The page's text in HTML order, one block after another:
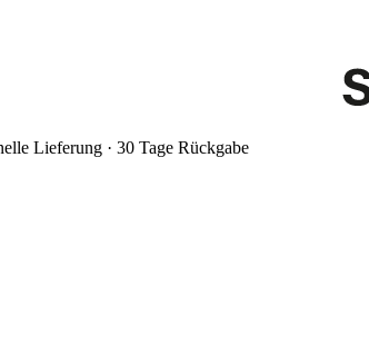
Lieferung · 30 Tage Rückgabe